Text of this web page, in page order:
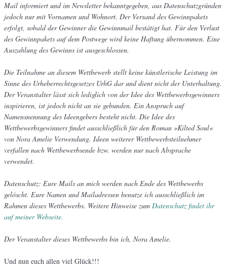
Mail informiert und im Newsletter bekanntgegeben, aus Datenschutzgründen
jedoch nur mit Vornamen und Wohnort. Der Versand des Gewinnpakets
erfolgt, sobald der Gewinner die Gewinnmail bestätigt hat. Für den Verlust
des Gewinnpakets auf dem Postwege wird keine Haftung übernommen. Eine
Auszahlung des Gewinns ist ausgeschlossen.
Die Teilnahme an diesem Wettbewerb stellt keine künstlerische Leistung im
Sinne des Urheberrechtsgesetzes UrhG dar und dient nicht der Unterhaltung.
Der Veranstalter lässt sich lediglich von der Idee des Wettbewerbsgewinners
inspirieren, ist jedoch nicht an sie gebunden. Ein Anspruch auf
Namensnennung des Ideengebers besteht nicht. Die Idee des
Wettbewerbsgewinners findet ausschließlich für den Roman »Kilted Soul«
von Nora Amelie Verwendung. Ideen weiterer Wettbewerbsteilnehmer
verfallen nach Wettbewerbsende bzw. werden nur nach Absprache
verwendet.
Datenschutz: Eure Mails an mich werden nach Ende des Wettbewerbs
gelöscht. Eure Namen und Mailadressen benutze ich ausschließlich im
Rahmen dieses Wettbewerbs. Weitere Hinweise zum Datenschutz findet ihr
auf meiner Webseite.
Der Veranstalter dieses Wettbewerbs bin ich, Nora Amelie.
Und nun euch allen viel Glück!!!